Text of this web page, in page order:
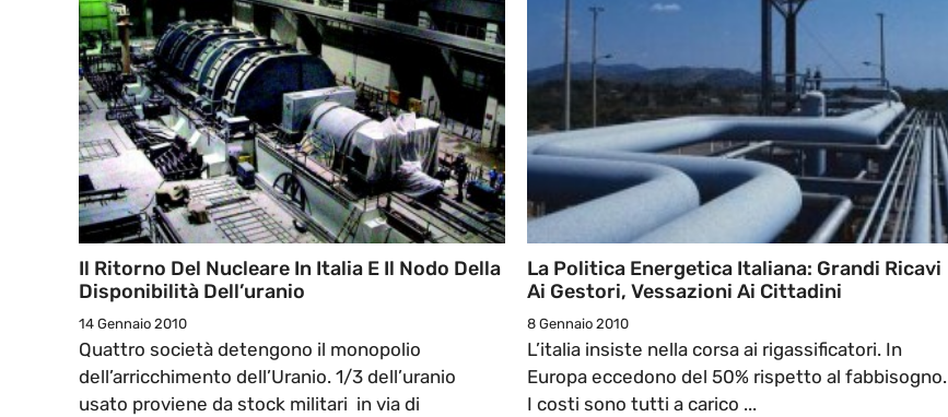
Il Ritorno Del Nucleare In Italia E Il Nodo Della
Disponibilità Dell’uranio
14 Gennaio 2010
Quattro società detengono il monopolio
dell’arricchimento dell’Uranio. 1/3 dell’uranio
usato proviene da stock militari in via di
La Politica Energetica Italiana: Grandi Ricavi
Ai Gestori, Vessazioni Ai Cittadini
8 Gennaio 2010
L’italia insiste nella corsa ai rigassificatori. In
Europa eccedono del 50% rispetto al fabbisogno.
I costi sono tutti a carico ...